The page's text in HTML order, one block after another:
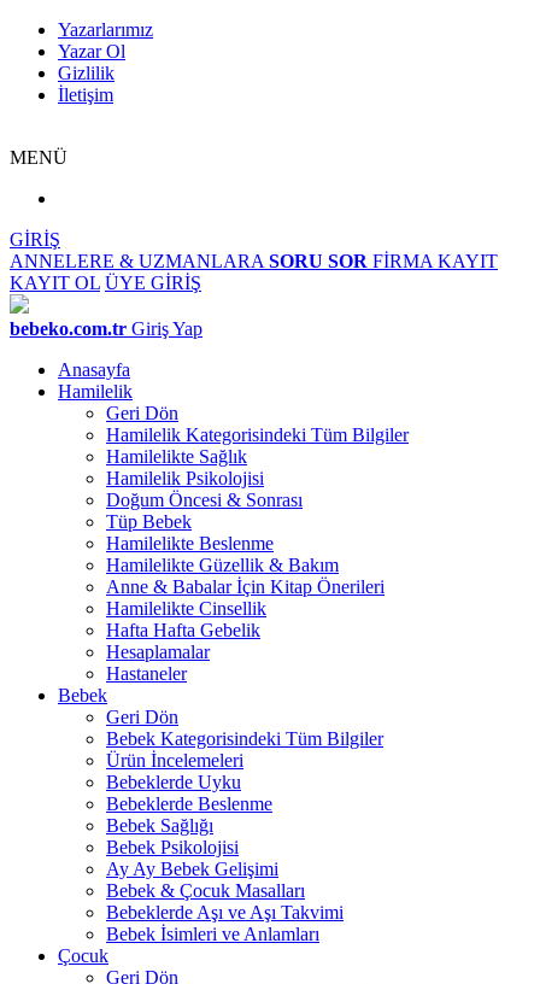
Yazarlarımız
Yazar Ol
Gizlilik
İletişim
MENÜ
GİRİŞ
ANNELERE & UZMANLARA SORU SOR FİRMA KAYIT
KAYIT OL ÜYE GİRİŞ
bebeko.com.tr Giriş Yap
Anasayfa
Hamilelik
Geri Dön
Hamilelik Kategorisindeki Tüm Bilgiler
Hamilelikte Sağlık
Hamilelik Psikolojisi
Doğum Öncesi & Sonrası
Tüp Bebek
Hamilelikte Beslenme
Hamilelikte Güzellik & Bakım
Anne & Babalar İçin Kitap Önerileri
Hamilelikte Cinsellik
Hafta Hafta Gebelik
Hesaplamalar
Hastaneler
Bebek
Geri Dön
Bebek Kategorisindeki Tüm Bilgiler
Ürün İncelemeleri
Bebeklerde Uyku
Bebeklerde Beslenme
Bebek Sağlığı
Bebek Psikolojisi
Ay Ay Bebek Gelişimi
Bebek & Çocuk Masalları
Bebeklerde Aşı ve Aşı Takvimi
Bebek İsimleri ve Anlamları
Çocuk
Geri Dön